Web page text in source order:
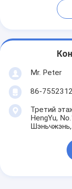
Mr. Peter
86-
Третий
HengYu,
Шэньчжэнь,